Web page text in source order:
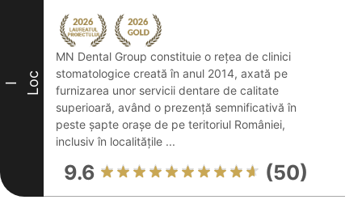
I Loc
MN Dental Group constituie o rețea de clinici
stomatologice creată în anul 2014, axată pe
furnizarea unor servicii dentare de calitate
superioară, având o prezență semnificativă în
peste șapte orașe de pe teritoriul României,
inclusiv în localitățile ...
9.6 (50)